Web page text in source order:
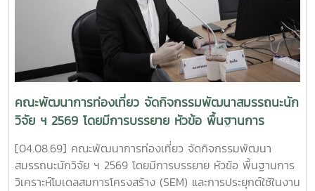
สามารถการแข่งขันและการพัฒนาพื้นที่ (รวพ.) เพื่อเป็นเวทีเผย
แพร่ แลกเปลี่ยนองค์ความรู้ และต่อยอดผลงานวิจัย เทคโนโลยี
และนวัตกรรมที่พร้อมใช้ในการพัฒนาชุมชน ภายใต้แนวคิด "พลัง
เทคโนโลยีที่เหมาะสมเพื่อการพัฒนาชุมชนพื้นที่ สร้างนวัตกร
ชุมชน ขับเคลื่อนเศรษฐกิจฐานรากอย่างยั่งยืน" . ผลงานวิจัย
เรื่อง "การยกระดับรายได้ครัวเรือนและเศรษฐกิจฐานรากด้วย
นวัตกรรมชุดอุปกรณ์ควบคุมสภาวะการเพาะเห็ดโคนน้อยในโรง
เรือนขนาดเล็กแบบกึ่งอัตโนมัติ" ดำเนินโครงการโดย ดร.วุฒิ
พงษ์ ฉั่วตระกูล หัวหน้าโครงการ จากมหาวิทยาลัยแม่โจ้ ร่วมกับ
ผศ.เพ็ญวรัตน์ พันธ์ภัทรชัย และ อาจารย์วัชรพงศ์ โพธา จาก
มหาวิทยาลัยเทคโนโลยีราชมงคลล้านนา . ?? ผลงานได้รับรางวัล
คณะพัฒนาการท่องเที่ยว จัดกิจกรรมพัฒนาสมรรถนะนัก
วิจัย ฯ 2569 โดยมีการบรรยาย หัวข้อ พื้นฐานการ
วิเคราะห์โมเดลสมการโครงสร้าง (SEM) และการประยุกต์ใช้
ในงานวิจัย
[04.08.69] คณะพัฒนาการท่องเที่ยว จัดกิจกรรมพัฒนา
สมรรถนะนักวิจัย ฯ 2569 โดยมีการบรรยาย หัวข้อ พื้นฐานการ
วิเคราะห์โมเดลสมการโครงสร้าง (SEM) และการประยุกต์ใช้ในงาน